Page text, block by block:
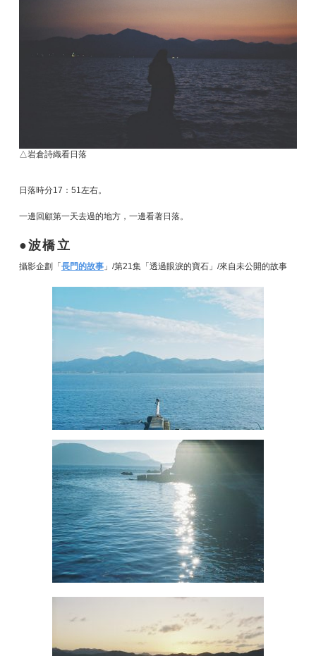
△岩倉詩織看日落
日落時分17：51左右。
一邊回顧第一天去過的地方，一邊看著日落。
波橋立
攝影企劃「 長門的故事」/第21集「透過眼淚的寶石」/來自未公開的故事